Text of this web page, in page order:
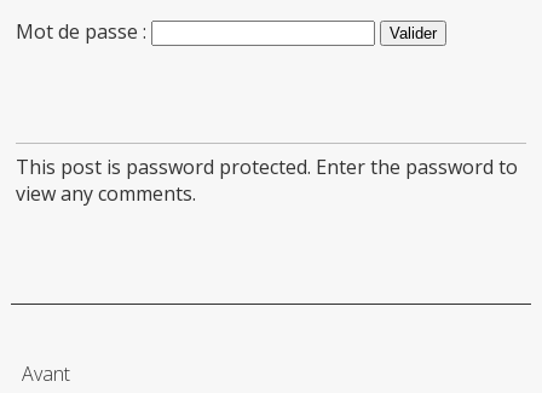
Mot de passe :
This post is password protected. Enter the password to
view any comments.
Avant